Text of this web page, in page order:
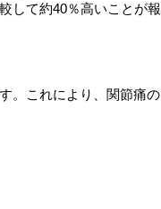
して約40％高いことが報
。これにより、関節痛の